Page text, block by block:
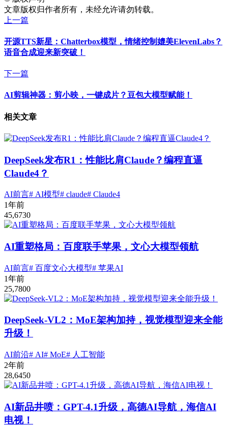
文章版权归作者所有，未经允许请勿转载。
上一篇
开源TTS新星：Chatterbox模型，情绪控制媲美ElevenLabs？
语音合成迎来新突破！
下一篇
AI剪辑神器：剪小映，一键成片？豆包大模型赋能！
相关文章
DeepSeek发布R1：性能比肩Claude？编程直逼
Claude4？
AI前言# AI模型# claude# Claude4
1年前
45,6730
AI重塑格局：百度联手苹果，文心大模型领航
AI前言# 百度文心大模型# 苹果AI
1年前
25,7800
DeepSeek-VL2：MoE架构加持，视觉模型迎来全能
升级！
AI前沿# AI# MoE# 人工智能
2年前
28,6450
AI新品井喷：GPT-4.1升级，高德AI导航，海信AI
电视！